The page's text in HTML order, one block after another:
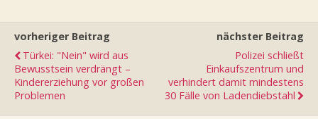
vorheriger Beitrag
Türkei: "Nein" wird aus
Bewusstsein verdrängt –
Kindererziehung vor großen
Problemen
nächster Beitrag
Polizei schließt
Einkaufszentrum und
verhindert damit mindestens
30 Fälle von Ladendiebstahl